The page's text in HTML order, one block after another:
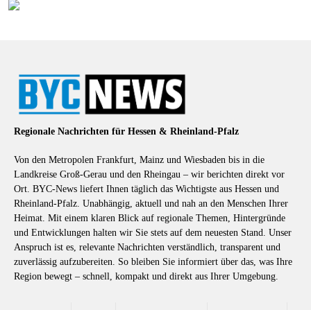
Regionale Nachrichten für Hessen & Rheinland-Pfalz
Von den Metropolen Frankfurt, Mainz und Wiesbaden bis in die
Landkreise Groß-Gerau und den Rheingau – wir berichten direkt vor
Ort. BYC-News liefert Ihnen täglich das Wichtigste aus Hessen und
Rheinland-Pfalz. Unabhängig, aktuell und nah an den Menschen Ihrer
Heimat. Mit einem klaren Blick auf regionale Themen, Hintergründe
und Entwicklungen halten wir Sie stets auf dem neuesten Stand. Unser
Anspruch ist es, relevante Nachrichten verständlich, transparent und
zuverlässig aufzubereiten. So bleiben Sie informiert über das, was Ihre
Region bewegt – schnell, kompakt und direkt aus Ihrer Umgebung.